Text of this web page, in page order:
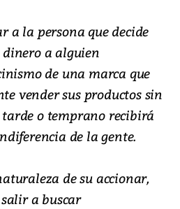
a la persona que decide
dinero a alguien
de una marca que
vender sus productos sin
o temprano recibirá
de la gente.
de su accionar,
a buscar